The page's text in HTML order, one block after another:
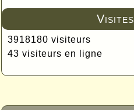
Visites
3918180 visiteurs
43 visiteurs en ligne